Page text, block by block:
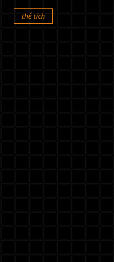
thể tích